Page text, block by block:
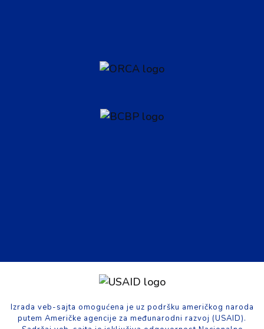
Izrada veb-sajta omogućena je uz podršku američkog naroda
putem Američke agencije za međunarodni razvoj (USAID).